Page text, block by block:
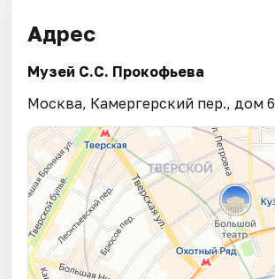
Адрес
Музей С.С. Прокофьева
Москва, Камергерский пер., дом 6